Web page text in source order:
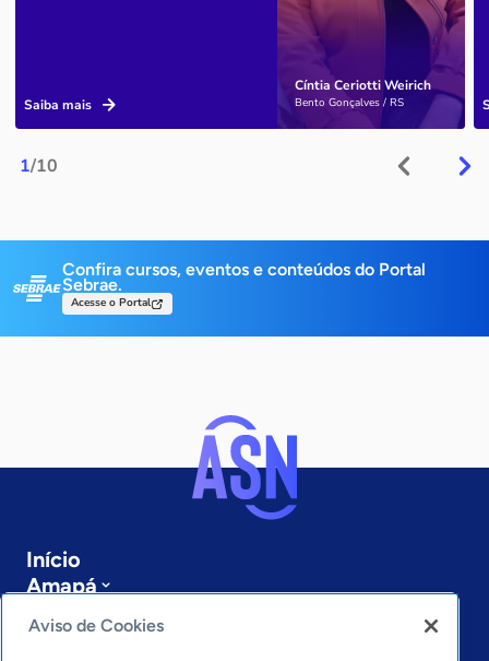
1/10
Cíntia Ceriotti Weirich
Bento Gonçalves / RS
Saiba mais
Confira cursos, eventos e conteúdos do Portal
Sebrae.
Acesse o Portal
Início
Amapá
Sobre a ASN
Últimas notícias
Aviso de Cookies